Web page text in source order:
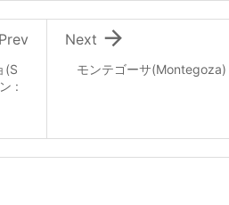
モンテゴーサ(Montegoza)

Next
(S
: